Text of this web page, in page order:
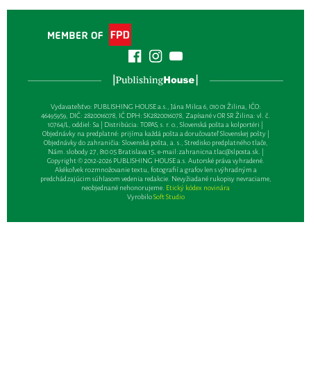
Vydavateľsťvo: PUBLISHING HOUSE a.s., Jána Milca 6, 010 01 Žilina, IČO:
46495959, DIČ: 2820016078, IČ DPH: SK2820016078, Zapísané v OR SR Žilina: vl. č.
10764/L, oddiel: Sa | Distribúcia: TOPAS, s. r. o., Slovenská pošta a kolportéri |
Objednávky na predplatné: prijíma každá pošta a doručovateľ Slovenskej pošty |
Objednávky do zahraničia: Slovenská pošta, a. s., Stredisko predplatného tlače,
Nám. slobody 27, 810 05 Bratislava 15, e-mail:zahranicna.tlac@slposta.sk. |
Copyright © 2012-2026 PUBLISHING HOUSE a.s. Autorské práva vyhradené.
Akékoľvek rozmnožovanie textu, fotografií a grafov len s výhradným a
predchádzajúcim súhlasom vedenia redakcie. Nevyžiadané rukopisy nevraciame,
neobjednané nehonorujeme. Etický kódex novinára
VyrobiloSoft Studio